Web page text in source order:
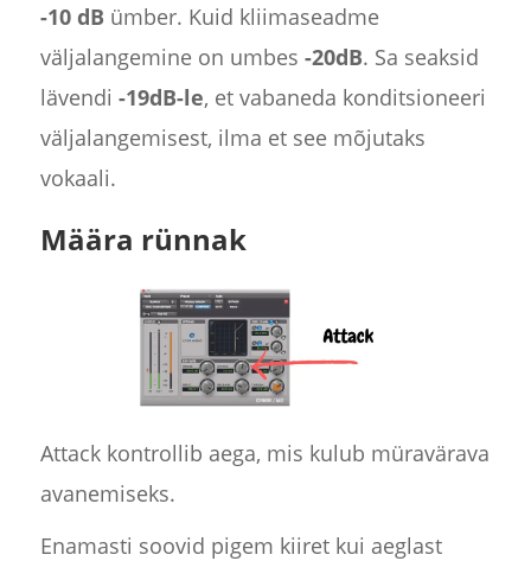
-10 dB ümber. Kuid kliimaseadme
väljalangemine on umbes -20dB. Sa seaksid
lävendi -19dB-le, et vabaneda konditsioneeri
väljalangemisest, ilma et see mõjutaks
vokaali.
Määra rünnak
Attack kontrollib aega, mis kulub müravärava
avanemiseks.
Enamasti soovid pigem kiiret kui aeglast